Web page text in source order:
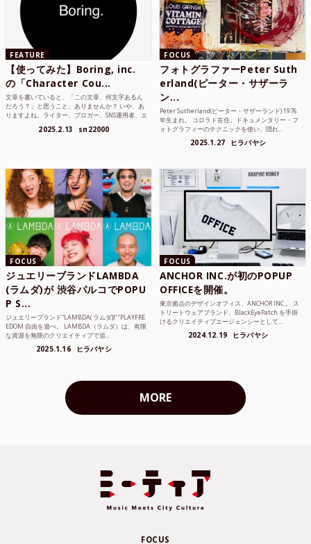
FEATURE
【使ってみた】Boring, inc.
の「Character Cou...
文章を書いていると、「この文章、何文字あるん
だろう？」と思うこと、ありませんか？ いや、あ
りますよね。ライター、ブロガー、SNS運用者、エ
2025.2.13 sn22000
FOCUS
フォトグラファーPeter Suth
erland(ピーター・サザーラ
ン...
Peter Sutherland(ピーター・サザーランド) 1976
年生まれ。 コロラド在住。ドキュメンタリー・フ
ォトグラフィーのテクニックを使い、隠れ...
2025.1.27 ヒラバヤシ
FOCUS
ジュエリーブランドLAMBDA
(ラムダ)が 渋谷パルコでPOPU
P S...
ジュエリーブランド“LAMBDA( ラムダ))” “PLAYFRE
EDOM 自由を遊べ。 LAMBDA（ラムダ）は、有限
な資源を無限のクリエイティブで追...
2025.1.16 ヒラバヤシ
FOCUS
ANCHOR INC.が初のPOPUP
OFFICEを開催。
東京拠点のデザインオフィス、ANCHOR INC.。 ス
トリートウェアブランド、BlackEyePatch を手掛
けるクリエイティブエージェンシーとして...
2024.12.19 ヒラバヤシ
MORE
FOCUS